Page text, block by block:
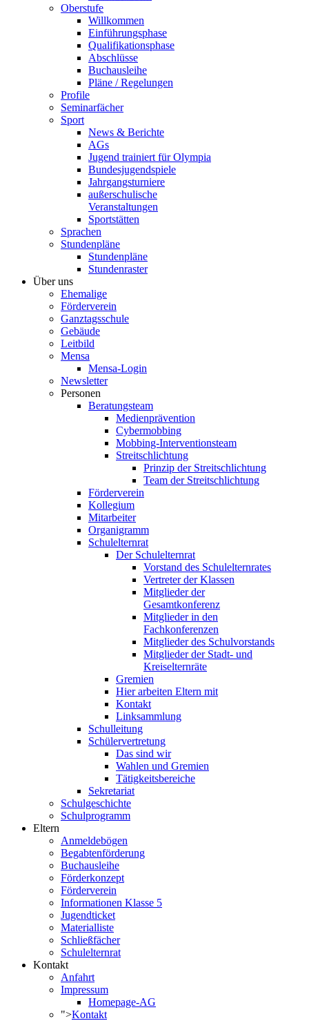
Oberstufe
Willkommen
Einführungsphase
Qualifikationsphase
Abschlüsse
Buchausleihe
Pläne / Regelungen
Profile
Seminarfächer
Sport
News & Berichte
AGs
Jugend trainiert für Olympia
Bundesjugendspiele
Jahrgangsturniere
außerschulische
Veranstaltungen
Sportstätten
Sprachen
Stundenpläne
Stundenpläne
Stundenraster
Über uns
Ehemalige
Förderverein
Ganztagsschule
Gebäude
Leitbild
Mensa
Mensa-Login
Newsletter
Personen
Beratungsteam
Medienprävention
Cybermobbing
Mobbing-Interventionsteam
Streitschlichtung
Prinzip der Streitschlichtung
Team der Streitschlichtung
Förderverein
Kollegium
Mitarbeiter
Organigramm
Schulelternrat
Der Schulelternrat
Vorstand des Schulelternrates
Vertreter der Klassen
Mitglieder der
Gesamtkonferenz
Mitglieder in den
Fachkonferenzen
Mitglieder des Schulvorstands
Mitglieder der Stadt- und
Kreiselternräte
Gremien
Hier arbeiten Eltern mit
Kontakt
Linksammlung
Schulleitung
Schülervertretung
Das sind wir
Wahlen und Gremien
Tätigkeitsbereiche
Sekretariat
Schulgeschichte
Schulprogramm
Eltern
Anmeldebögen
Begabtenförderung
Buchausleihe
Förderkonzept
Förderverein
Informationen Klasse 5
Jugendticket
Materialliste
Schließfächer
Schulelternrat
Kontakt
Anfahrt
Impressum
Homepage-AG
">Kontakt